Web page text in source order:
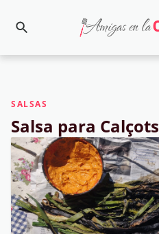
SALSAS
Salsa para Calçots